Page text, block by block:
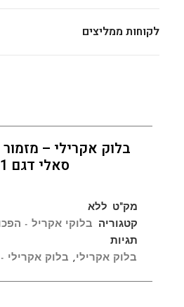
לקוחות ממליצים
בלוק אקרילי –
סאלי דגם 001
מק"ט ללא
קטגוריה
בלוקי אקריל -
תגיות
בלוק אקרילי, בלוק אקרילי